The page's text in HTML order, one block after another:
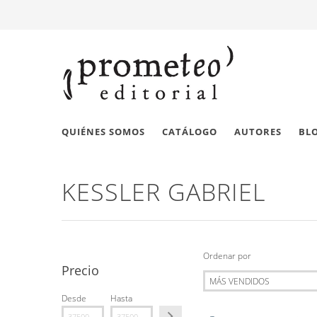
QUIÉNES SOMOS CATÁLOGO AUTORES
KESSLER GABRIEL
Precio
Desde Hasta
Ordenar por